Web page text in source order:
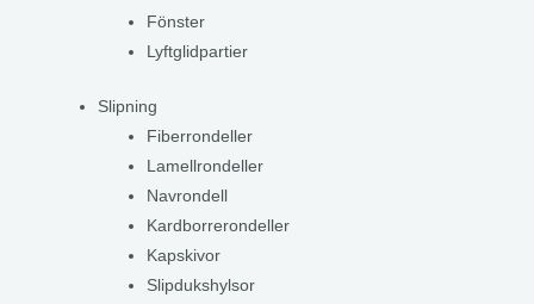
Fönster
Lyftglidpartier
Slipning
Fiberrondeller
Lamellrondeller
Navrondell
Kardborrerondeller
Kapskivor
Slipdukshylsor